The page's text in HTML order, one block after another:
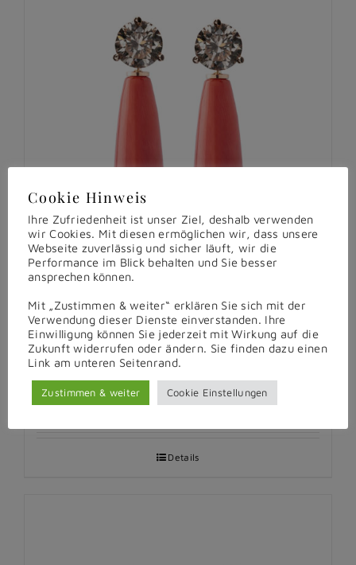
Korallen-Brillant-Ohrhänger
Details
Cookie Hinweis
Ihre Zufriedenheit ist unser Ziel, deshalb verwenden
wir Cookies. Mit diesen ermöglichen wir, dass unsere
Webseite zuverlässig und sicher läuft, wir die
Performance im Blick behalten und Sie besser
ansprechen können.
Mit „Zustimmen & weiter“ erklären Sie sich mit der
Verwendung dieser Dienste einverstanden. Ihre
Einwilligung können Sie jederzeit mit Wirkung auf die
Zukunft widerrufen oder ändern. Sie finden dazu einen
Link am unteren Seitenrand.
Zustimmen & weiter Cookie Einstellungen